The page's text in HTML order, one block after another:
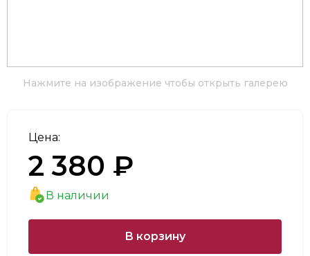
Нажмите на изображение чтобы открыть галерею
Цена:
2 380 ₽
В наличии
В корзину